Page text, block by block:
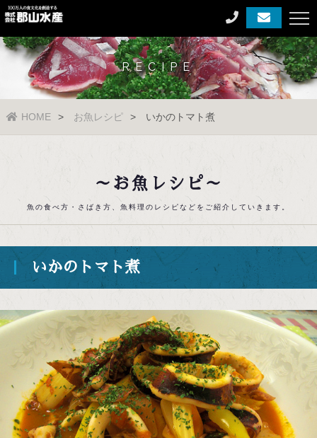
RECIPE
HOME お魚レシピ いかのトマト煮
～お魚レシピ～
魚の食べ方・さばき方、魚料理のレシピなどをご紹介していきます。
いかのトマト煮